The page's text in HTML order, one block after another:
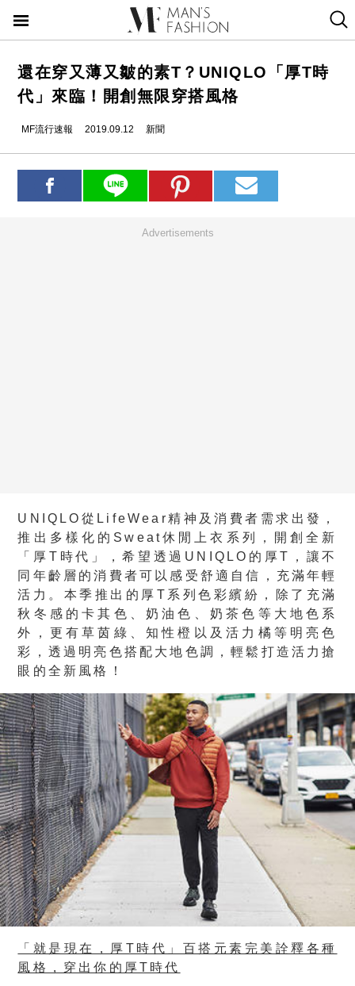
還在穿又薄又皺的素T？UNIQLO「厚T時
代」來臨！開創無限穿搭風格
MF流行速報 2019.09.12 新聞
Advertisements
UNIQLO從LifeWear精神及消費者需求出發，
推出多樣化的Sweat休閒上衣系列，開創全新
「厚T時代」，希望透過UNIQLO的厚T，讓不
同年齡層的消費者可以感受舒適自信，充滿年輕
活力。本季推出的厚T系列色彩繽紛，除了充滿
秋冬感的卡其色、奶油色、奶茶色等大地色系
外，更有草茵綠、知性橙以及活力橘等明亮色
彩，透過明亮色搭配大地色調，輕鬆打造活力搶
眼的全新風格！
「就是現在，厚T時代」百搭元素完美詮釋各種
風格，穿出你的厚T時代